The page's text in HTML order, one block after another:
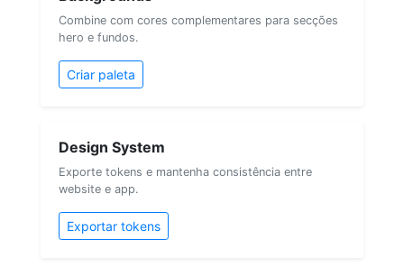
Combine com cores complementares para secções
hero e fundos.
Criar paleta
Design System
Exporte tokens e mantenha consistência entre
website e app.
Exportar tokens